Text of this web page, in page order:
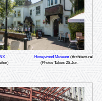
Honeywood Museum (Architectural
(Photos Taken: 25-Jun-